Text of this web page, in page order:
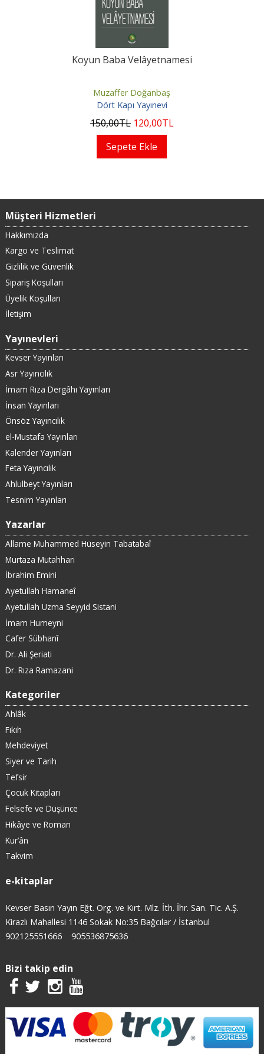
Koyun Baba Velâyetnamesi
Muzaffer Doğanbaş
Dört Kapı Yayınevi
150,00TL 120,00TL
Sepete Ekle
Müşteri Hizmetleri
Hakkımızda
Kargo ve Teslimat
Gizlilik ve Güvenlik
Sipariş Koşulları
Üyelik Koşulları
İletişim
Yayınevleri
Kevser Yayınları
Asr Yayıncılık
İmam Rıza Dergâhı Yayınları
İnsan Yayınları
Önsöz Yayıncılık
el-Mustafa Yayınları
Kalender Yayınları
Feta Yayıncılık
Ahlulbeyt Yayınları
Tesnim Yayınları
Yazarlar
Allame Muhammed Hüseyin Tabatabaî
Murtaza Mutahhari
İbrahim Emini
Ayetullah Hamaneî
Ayetullah Uzma Seyyid Sistani
İmam Humeyni
Cafer Sübhanî
Dr. Ali Şeriati
Dr. Rıza Ramazani
Kategoriler
Ahlâk
Fıkıh
Mehdeviyet
Siyer ve Tarih
Tefsir
Çocuk Kitapları
Felsefe ve Düşünce
Hikâye ve Roman
Kur’ân
Takvim
e-kitaplar
Kevser Basın Yayın Eğt. Org. ve Kırt. Mlz. İth. İhr. San. Tic. A.Ş.
Kirazlı Mahallesi 1146 Sokak No:35 Bağcılar / İstanbul
902125551666
905536875636
Bizi takip edin